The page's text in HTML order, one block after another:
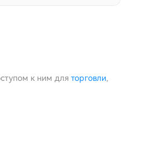
к ним для торговли,